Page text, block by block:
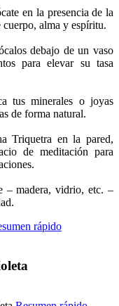
en la presencia de la
alma y espíritu.
debajo de un vaso
para elevar su tasa
tus minerales o joyas
de forma natural.
Triquetra en la pared,
de meditación para
– madera, vidrio, etc. –
rápido